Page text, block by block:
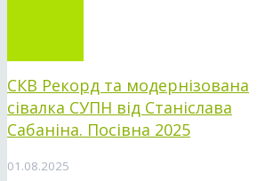
СКВ Рекорд та модернізована
сівалка СУПН від Станіслава
Сабаніна. Посівна 2025
01.08.2025